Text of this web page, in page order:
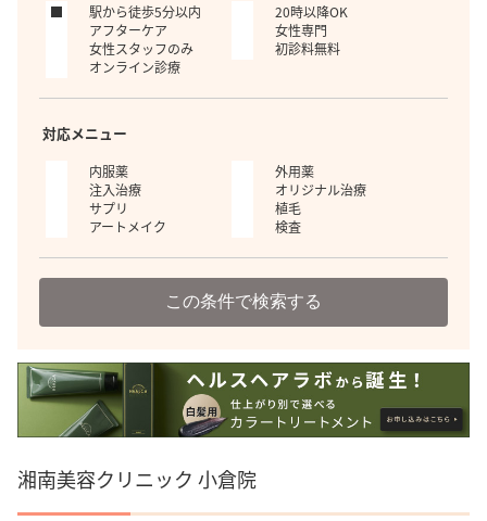
駅から徒歩5分以内
20時以降OK
アフターケア
女性専門
女性スタッフのみ
初診料無料
オンライン診療
対応メニュー
内服薬
外用薬
注入治療
オリジナル治療
サプリ
植毛
アートメイク
検査
この条件で検索する
湘南美容クリニック 小倉院